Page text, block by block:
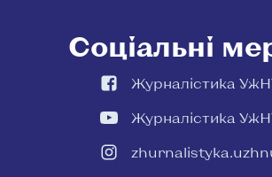
Соціальні
Журналістика
Журналістика